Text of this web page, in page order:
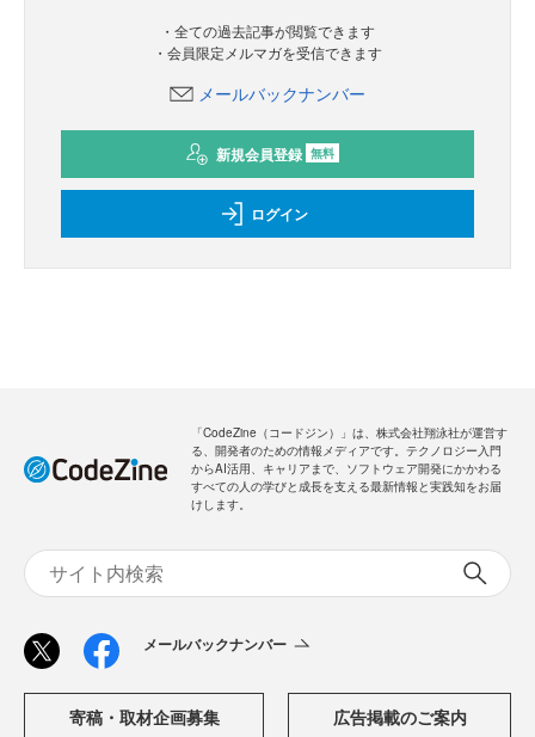
・全ての過去記事が閲覧できます
・会員限定メルマガを受信できます
メールバックナンバー
新規会員登録 無料
ログイン
「CodeZine（コードジン）」は、株式会社翔泳社が運営す
る、開発者のための情報メディアです。テクノロジー入門
からAI活用、キャリアまで、ソフトウェア開発にかかわる
すべての人の学びと成長を支える最新情報と実践知をお届
けします。
メールバックナンバー
寄稿・取材企画募集 広告掲載のご案内